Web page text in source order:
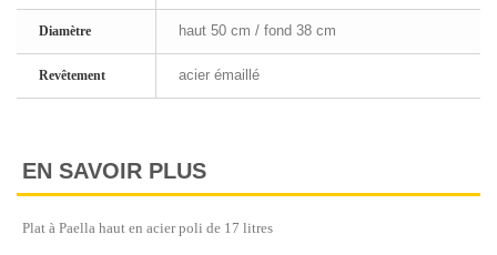
Diamètre haut 50 cm / fond 38 cm
Revêtement acier émaillé
EN SAVOIR PLUS
Plat à Paella haut en acier poli de 17 litres